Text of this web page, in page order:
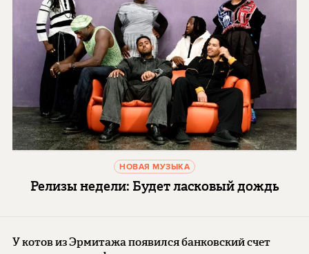
НОВАЯ МУЗЫКА
Релизы недели: Будет ласковый дождь
У котов из Эрмитажа появился банковский счет